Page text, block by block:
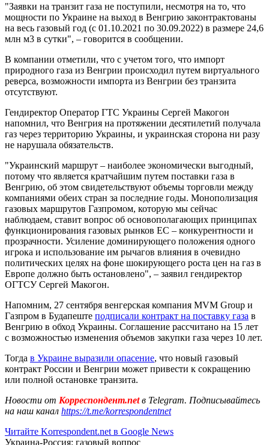
"Заявки на транзит газа не поступили, несмотря на то, что
мощности по Украине на выход в Венгрию законтрактованы
на весь газовый год (с 01.10.2021 по 30.09.2022) в размере 24,6
млн м3 в сутки", – говорится в сообщении.
В компании отметили, что с учетом того, что импорт
природного газа из Венгрии происходил путем виртуального
реверса, возможности импорта из Венгрии без транзита
отсутствуют.
Гендиректор Оператор ГТС Украины Сергей Макогон
напомнил, что Венгрия на протяжении десятилетий получала
газ через территорию Украины, и украинская сторона ни разу
не нарушала обязательств.
"Украинский маршрут – наиболее экономически выгодный,
потому что является кратчайшим путем поставки газа в
Венгрию, об этом свидетельствуют объемы торговли между
компаниями обеих стран за последние годы. Монополизация
газовых маршрутов Газпромом, которую мы сейчас
наблюдаем, ставит вопрос об основополагающих принципах
функционирования газовых рынков ЕС – конкурентности и
прозрачности. Усиление доминирующего положения одного
игрока и использование им рычагов влияния в очевидно
политических целях на фоне шокирующего роста цен на газ в
Европе должно быть остановлено", – заявил гендиректор
ОГТСУ Сергей Макогон.
Напомним, 27 сентября венгерская компания MVM Group и
Газпром в Будапеште подписали контракт на поставку газа в
Венгрию в обход Украины. Соглашение рассчитано на 15 лет
с возможностью изменения объемов закупки газа через 10 лет.
Тогда в Украине выразили опасение, что новый газовый
контракт России и Венгрии может привести к сокращению
или полной остановке транзита.
Новости от Корреспондент.netв Telegram. Подписывайтесь
на наш канал https://t.me/korrespondentnet
Читайте Korrespondent.net в Google News
Украина-Россия: газовый вопрос